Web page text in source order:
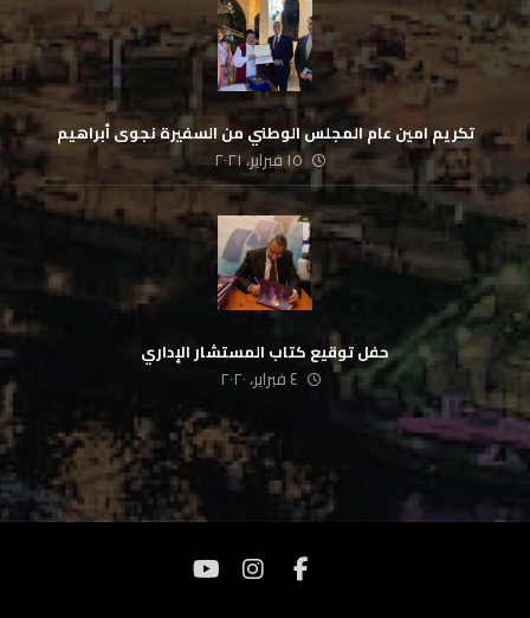
تكريم امين عام المجلس الوطني من السفيرة نجوى أبراهيم
١٥ فبراير، ٢٠٢١
حفل توقيع كتاب المستشار الإداري
٤ فبراير، ٢٠٢٠